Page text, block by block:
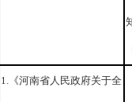
1.《河南省人民政府关于全